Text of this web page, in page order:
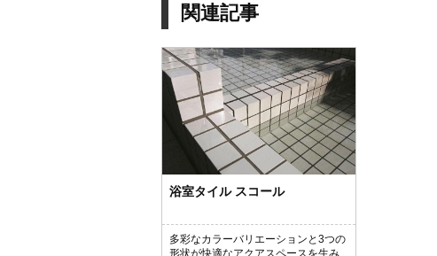
関連記事
浴室タイル スコール
多彩なカラーバリエーションと3つの
形状が快適なアクアスペースを生み